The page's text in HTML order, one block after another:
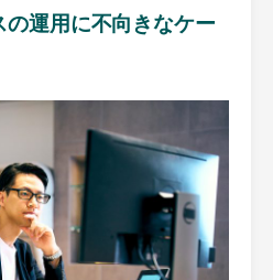
運用に不向きなケー